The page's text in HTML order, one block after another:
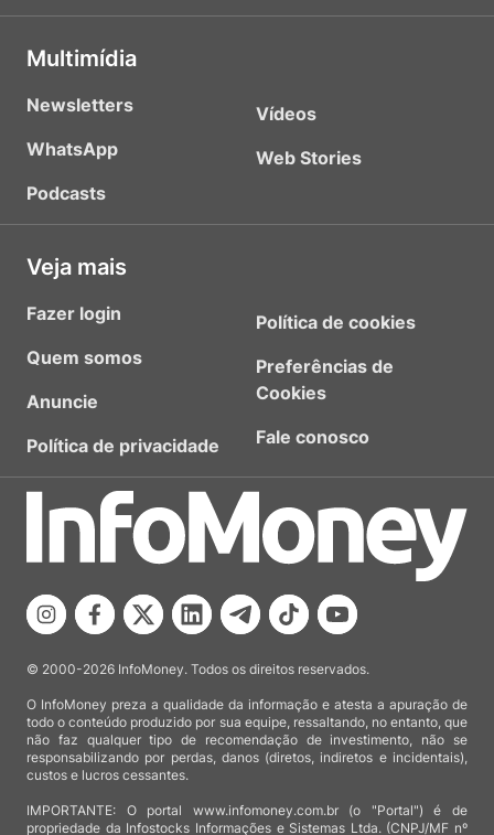
Multimídia
Newsletters
WhatsApp
Podcasts
Vídeos
Web Stories
Veja mais
Fazer login
Quem somos
Anuncie
Política de privacidade
Política de cookies
Preferências de
Cookies
Fale conosco
© 2000-2026 InfoMoney. Todos os direitos reservados.
O InfoMoney preza a qualidade da informação e atesta a apuração de
todo o conteúdo produzido por sua equipe, ressaltando, no entanto, que
não faz qualquer tipo de recomendação de investimento, não se
responsabilizando por perdas, danos (diretos, indiretos e incidentais),
custos e lucros cessantes.
IMPORTANTE: O portal www.infomoney.com.br (o "Portal") é de
propriedade da Infostocks Informações e Sistemas Ltda. (CNPJ/MF nº